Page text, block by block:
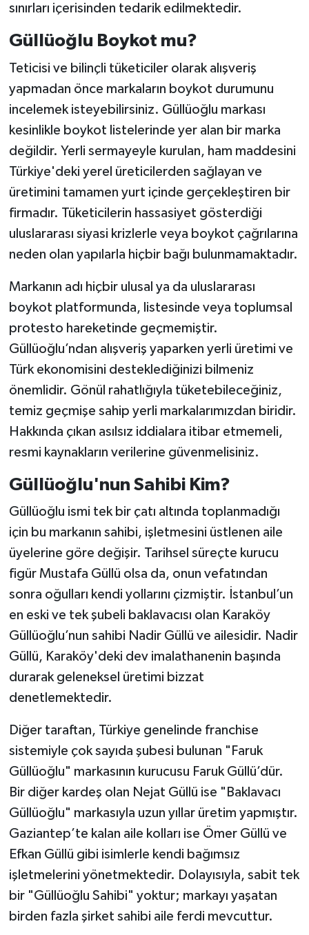
sınırları içerisinden tedarik edilmektedir.
Güllüoğlu Boykot mu?
Teticisi ve bilinçli tüketiciler olarak alışveriş
yapmadan önce markaların boykot durumunu
incelemek isteyebilirsiniz. Güllüoğlu markası
kesinlikle boykot listelerinde yer alan bir marka
değildir. Yerli sermayeyle kurulan, ham maddesini
Türkiye'deki yerel üreticilerden sağlayan ve
üretimini tamamen yurt içinde gerçekleştiren bir
firmadır. Tüketicilerin hassasiyet gösterdiği
uluslararası siyasi krizlerle veya boykot çağrılarına
neden olan yapılarla hiçbir bağı bulunmamaktadır.
Markanın adı hiçbir ulusal ya da uluslararası
boykot platformunda, listesinde veya toplumsal
protesto hareketinde geçmemiştir.
Güllüoğlu’ndan alışveriş yaparken yerli üretimi ve
Türk ekonomisini desteklediğinizi bilmeniz
önemlidir. Gönül rahatlığıyla tüketebileceğiniz,
temiz geçmişe sahip yerli markalarımızdan biridir.
Hakkında çıkan asılsız iddialara itibar etmemeli,
resmi kaynakların verilerine güvenmelisiniz.
Güllüoğlu'nun Sahibi Kim?
Güllüoğlu ismi tek bir çatı altında toplanmadığı
için bu markanın sahibi, işletmesini üstlenen aile
üyelerine göre değişir. Tarihsel süreçte kurucu
figür Mustafa Güllü olsa da, onun vefatından
sonra oğulları kendi yollarını çizmiştir. İstanbul’un
en eski ve tek şubeli baklavacısı olan Karaköy
Güllüoğlu’nun sahibi Nadir Güllü ve ailesidir. Nadir
Güllü, Karaköy'deki dev imalathanenin başında
durarak geleneksel üretimi bizzat
denetlemektedir.
Diğer taraftan, Türkiye genelinde franchise
sistemiyle çok sayıda şubesi bulunan "Faruk
Güllüoğlu" markasının kurucusu Faruk Güllü’dür.
Bir diğer kardeş olan Nejat Güllü ise "Baklavacı
Güllüoğlu" markasıyla uzun yıllar üretim yapmıştır.
Gaziantep’te kalan aile kolları ise Ömer Güllü ve
Efkan Güllü gibi isimlerle kendi bağımsız
işletmelerini yönetmektedir. Dolayısıyla, sabit tek
bir "Güllüoğlu Sahibi" yoktur; markayı yaşatan
birden fazla şirket sahibi aile ferdi mevcuttur.